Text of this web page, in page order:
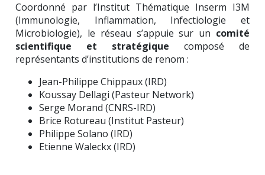
Coordonné par l’Institut Thématique Inserm I3M
(Immunologie, Inflammation, Infectiologie et
Microbiologie), le réseau s’appuie sur un comité
scientifique et stratégique composé de
représentants d’institutions de renom :
Jean-Philippe Chippaux (IRD)
Koussay Dellagi (Pasteur Network)
Serge Morand (CNRS-IRD)
Brice Rotureau (Institut Pasteur)
Philippe Solano (IRD)
Etienne Waleckx (IRD)